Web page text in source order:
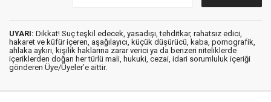
UYARI: Dikkat! Suç teşkil edecek, yasadışı, tehditkar, rahatsız edici,
hakaret ve küfür içeren, aşağılayıcı, küçük düşürücü, kaba, pornografik,
ahlaka aykırı, kişilik haklarına zarar verici ya da benzeri niteliklerde
içeriklerden doğan her türlü mali, hukuki, cezai, idari sorumluluk içeriği
gönderen Üye/Üyeler’e aittir.